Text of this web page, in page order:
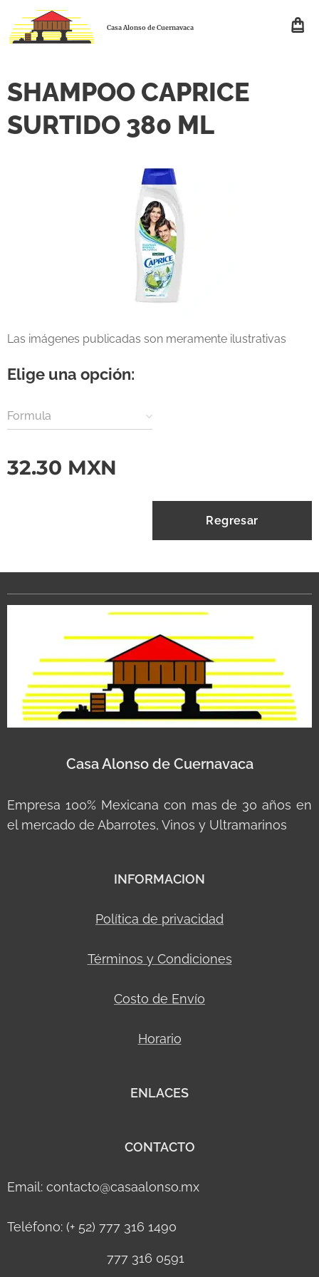
Casa Alonso de Cuernavaca
SHAMPOO CAPRICE
SURTIDO 380 ML
Las imágenes publicadas son meramente ilustrativas
Elige una opción:
Formula
32.30 MXN
Regresar
Casa Alonso de Cuernavaca
Empresa 100% Mexicana con mas de 30 años en
el mercado de Abarrotes, Vinos y Ultramarinos
INFORMACION
Política de privacidad
Términos y Condiciones
Costo de Envío
Horario
ENLACES
CONTACTO
Email: contacto@casaalonso.mx
Teléfono: (+ 52) 777 316 1490
777 316 0591